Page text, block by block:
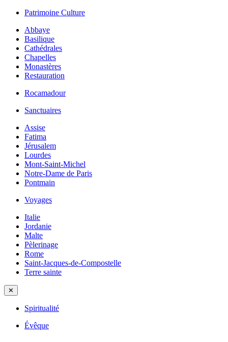
Patrimoine Culture
Abbaye
Basilique
Cathédrales
Chapelles
Monastères
Restauration
Rocamadour
Sanctuaires
Assise
Fatima
Jérusalem
Lourdes
Mont-Saint-Michel
Notre-Dame de Paris
Pontmain
Voyages
Italie
Jordanie
Malte
Pèlerinage
Rome
Saint-Jacques-de-Compostelle
Terre sainte
✕
Spiritualité
Évêque